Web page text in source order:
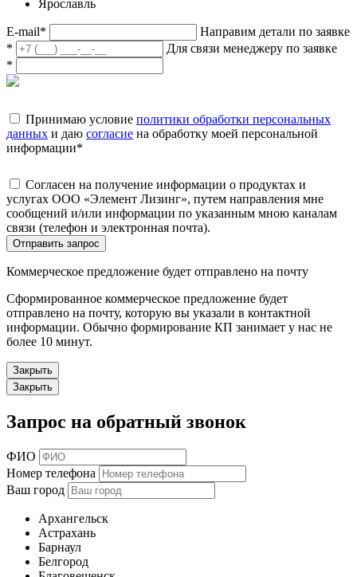
Ярославль
E-mail*
Направим детали по заявке
*
Для связи менеджеру по заявке
*
Принимаю условие политики обработки персональных
данных и даю согласие на обработку моей персональной
информации*
Согласен на получение информации о продуктах и
услугах ООО «Элемент Лизинг», путем направления мне
сообщений и/или информации по указанным мною каналам
связи (телефон и электронная почта).
Отправить запрос
Коммерческое предложение будет отправлено на почту
Сформированное коммерческое предложение будет
отправлено на почту, которую вы указали в контактной
информации. Обычно формирование КП занимает у нас не
более 10 минут.
Закрыть
Закрыть
Запрос на обратный звонок
ФИО
Номер телефона
Ваш город
Архангельск
Астрахань
Барнаул
Белгород